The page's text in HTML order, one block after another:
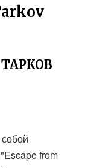
from